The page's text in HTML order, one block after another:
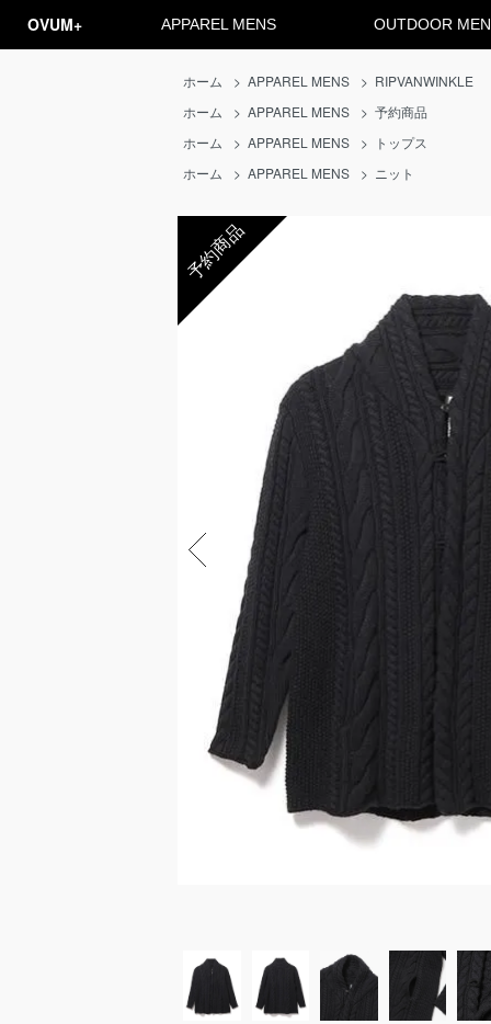
OVUM+ APPAREL MENS OUTDOOR
ホーム >APPAREL MENS > RIPVANWINKLE
ホーム
>APPAREL MENS >予約商品
ホーム
>APPAREL MENS >
トップス
ホーム
>APPAREL MENS > ニット
予約商品